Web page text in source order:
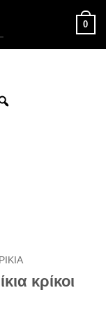
0
κρίκοι